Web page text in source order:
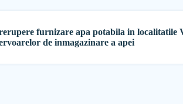
furnizare apa potabila in localitatile
de inmagazinare a apei